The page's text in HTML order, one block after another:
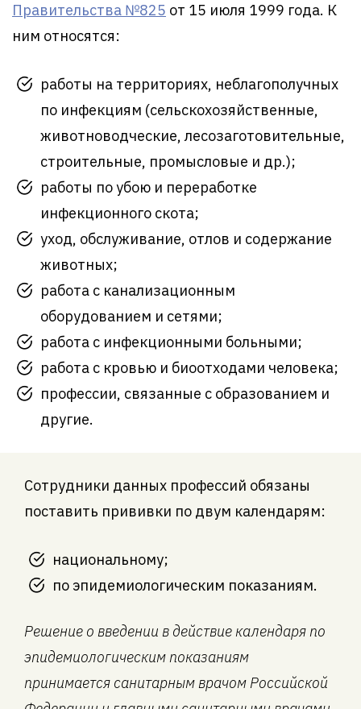
Правительства №825 от 15 июля 1999 года. К
ним относятся:
работы на территориях, неблагополучных
по инфекциям (сельскохозяйственные,
животноводческие, лесозаготовительные,
строительные, промысловые и др.);
работы по убою и переработке
инфекционного скота;
уход, обслуживание, отлов и содержание
животных;
работа с канализационным
оборудованием и сетями;
работа с инфекционными больными;
работа с кровью и биоотходами человека;
профессии, связанные с образованием и
другие.
Сотрудники данных профессий обязаны
поставить прививки по двум календарям:
национальному;
по эпидемиологическим показаниям.
Решение о введении в действие календаря по
эпидемиологическим показаниям
принимается санитарным врачом Российской